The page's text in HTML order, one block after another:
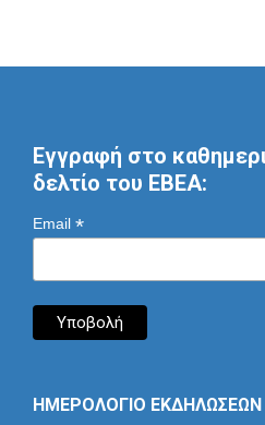
Εγγραφή στο
δελτίο του ΕΒΕΑ:
Email *
ΗΜΕΡΟΛΟΓΙΟ ΕΚΔΗΛΩΣΕΩΝ